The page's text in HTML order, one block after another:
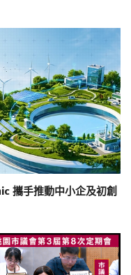
攜手推動中小企及初創